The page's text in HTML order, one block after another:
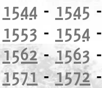
1544 - 1545
1553 - 1554
1562-1563
1571-1572